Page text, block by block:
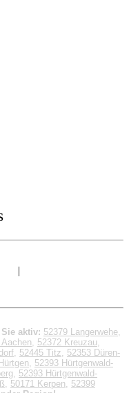
|
aktiv: 52379 Langerwehe,
, 52372 Kreuzau,
, 52445 Titz, 52353 Düren-
, 52393 Hürtgenwald-
, 52393 Hürtgenwald-
, 50171 Kerpen, 52399